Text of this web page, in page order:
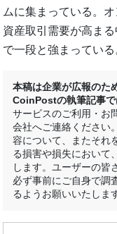
ムに集まっている。
資産取引需要が高ま
で一段と強まっている
本稿は企業が広報のた
CoinPostの執筆記事で
サービスのご利用・お
会社へご連絡ください
容について、またそれ
る損害や損失において
します。ユーザーの皆
必ず事前にご自身で調
るようお願いいたしま